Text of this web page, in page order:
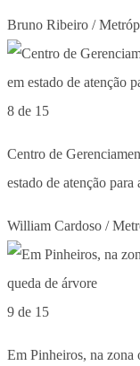
Bruno Ribeiro /
8 de 15
Centro de
estado de atenção para
William Cardoso /
9 de 15
Em Pinheiros, na zona